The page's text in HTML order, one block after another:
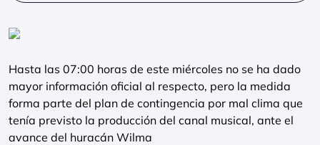
Hasta las 07:00 horas de este miércoles no se ha dado
mayor información oficial al respecto, pero la medida
forma parte del plan de contingencia por mal clima que
tenía previsto la producción del canal musical, ante el
avance del huracán Wilma